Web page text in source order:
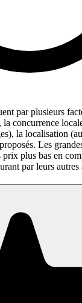
par plusieurs
concurrence
la localisation
Les
prix plus bas en
par leurs autres